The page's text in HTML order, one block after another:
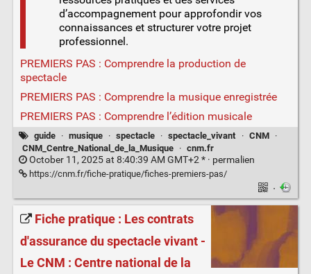
d’accompagnement pour approfondir vos
connaissances et structurer votre projet
professionnel.
PREMIERS PAS : Comprendre la production de
spectacle
PREMIERS PAS : Comprendre la musique enregistrée
PREMIERS PAS : Comprendre l’édition musicale
guide · musique · spectacle · spectacle_vivant · CNM
·
CNM_Centre_National_de_la_Musique
· cnm.fr
October 11, 2025 at 8:40:39 AM GMT+2 * · permalien
https://cnm.fr/fiche-pratique/fiches-premiers-pas/
·
Fiche pratique : Les contrats
d'assurance du spectacle vivant -
Le CNM : Centre national de la